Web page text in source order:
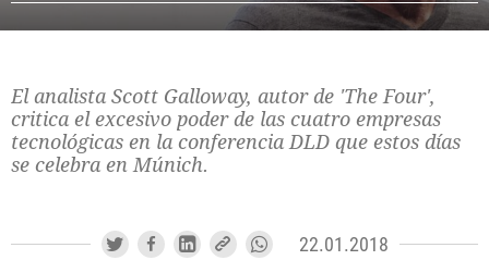
El analista Scott Galloway, autor de 'The Four',
critica el excesivo poder de las cuatro empresas
tecnológicas en la conferencia DLD que estos días
se celebra en Múnich.
22.01.2018